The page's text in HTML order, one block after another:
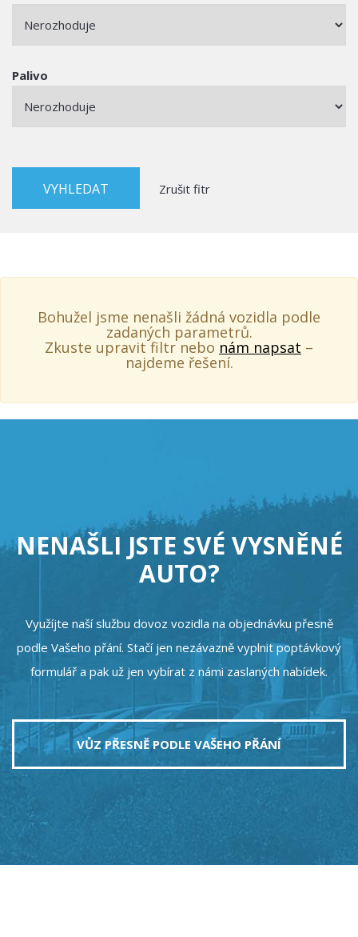
Palivo
Zrušit fitr
Bohužel jsme nenašli žádná vozidla podle
zadaných parametrů.
Zkuste upravit filtr nebo nám napsat –
najdeme řešení.
NENAŠLI JSTE SVÉ VYSNĚNÉ
AUTO?
Využíjte naší službu dovoz vozidla na objednávku přesně
podle Vašeho přání. Stačí jen nezávazně vyplnit poptávkový
formulář a pak už jen vybírat z námi zaslaných nabídek.
VŮZ PŘESNĚ PODLE VAŠEHO PŘÁNÍ